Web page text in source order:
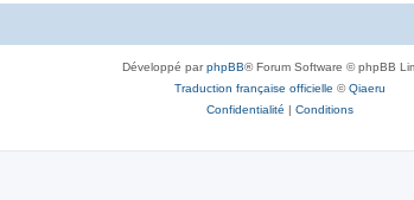
Développé parphpBB® Forum Software © phpBB
Traduction française officielle ©Qiaeru
Confidentialité | Conditions